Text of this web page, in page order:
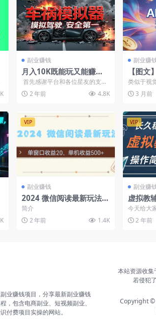
副业赚钱
月入10K既能玩又能赚钱
的奇特赛道分享【飞书文
档】
首先感谢平台和各位星友的支
持，这也是我第一次公开写关于
写「赛道赚钱相...
2 年前 4.8K
副业赚
【图文
现渠道
类似于视
台。单个
不等变现
3 月前
VIP
副业赚钱
2024 微信阅读最新玩法：
单窗口收益20，单机收益
500+
简介
2 年前
1.4K
VIP
副业赚
虚拟教
00+，
小白终
今天给大
目，小白
终身可以
2 年前
业赚钱项目，分享最新副业赚钱
，包含电商副业、短视频副业、
付费项目实操的网站。
本站资源收集
若侵犯
Copyright